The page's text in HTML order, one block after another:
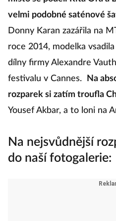
velmi podobné saténové
Donny Karan zazářila na
roce 2014, modelka
dílny firmy Alexandre
festivalu v Cannes.
Na
rozparek si zatím troufla
Yousef Akbar, a to loni na
Na nejsvůdnější
do naší fotogalerie: